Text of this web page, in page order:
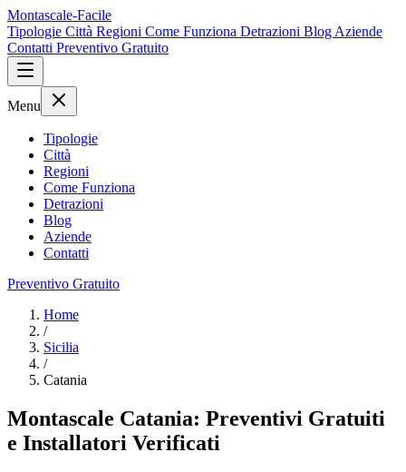
Montascale-Facile
Tipologie Città Regioni Come Funziona Detrazioni Blog Aziende
Contatti Preventivo Gratuito
Menu
Tipologie
Città
Regioni
Come Funziona
Detrazioni
Blog
Aziende
Contatti
Preventivo Gratuito
Home
/
Sicilia
/
Catania
Montascale Catania: Preventivi Gratuiti
e Installatori Verificati